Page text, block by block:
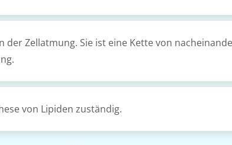
der Zellatmung. Sie ist eine Kette von
von Lipiden zuständig.